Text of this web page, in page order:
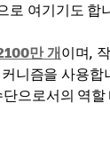
로 여기기도 합
만 개이며,
니즘을 사용합
으로서의 역할